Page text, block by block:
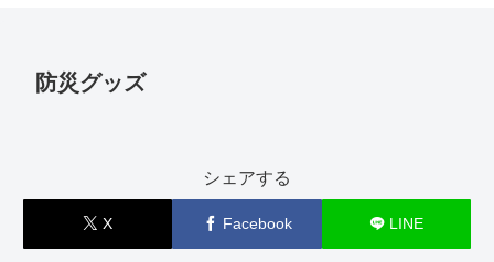
防災グッズ
シェアする
X Facebook LINE